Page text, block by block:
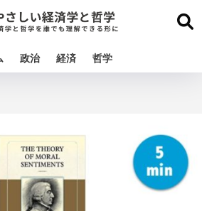
政治 経済 哲学